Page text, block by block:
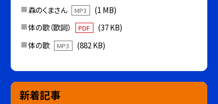
森のくまさん
MP3
(1 MB)
体の歌（歌詞）
PDF
(37 KB)
体の歌
MP3 (882 KB)
新着記事